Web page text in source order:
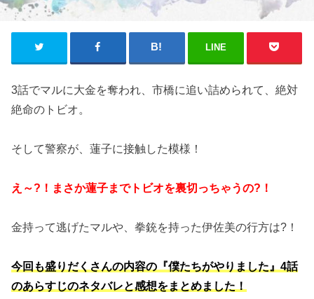
LINE
3話でマルに大金を奪われ、市橋に追い詰められて、絶対
絶命のトビオ。
そして警察が、蓮子に接触した模様！
え～?！まさか蓮子までトビオを裏切っちゃうの?！
金持って逃げたマルや、拳銃を持った伊佐美の行方は?！
今回も盛りだくさんの内容の『僕たちがやりました』4話
のあらすじのネタバレと感想をまとめました！